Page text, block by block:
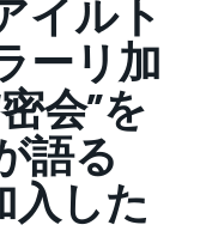
イルト
ーリ加
会”を
語る
入した